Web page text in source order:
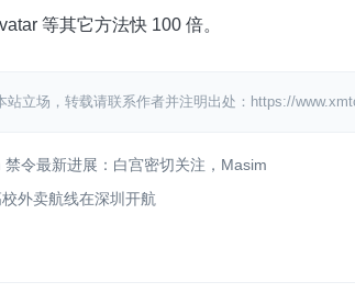
等其它方法快 100 倍。
站立场，转载请联系作者并注明出处：https://
禁令最新进展：白宫密切关注，Masim
外卖航线在深圳开航